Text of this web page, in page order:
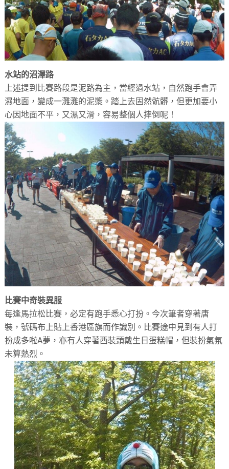
水站的沼澤路
上述提到比賽路段是泥路為主，當經過水站，自然跑手會弄
濕地面，變成一灘灘的泥漿。踏上去固然骯髒，但更加要小
心因地面不平，又濕又滑，容易整個人摔倒呢！
比賽中奇裝異服
每逢馬拉松比賽，必定有跑手悉心打扮。今次筆者穿著唐
裝，號碼布上貼上香港區旗而作識別。比賽途中見到有人打
扮成多啦A夢，亦有人穿著西裝頭戴生日蛋糕帽，但裝扮氣氛
未算熱烈。